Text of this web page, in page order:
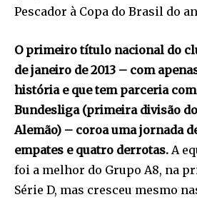
Pescador à Copa do Brasil do
O primeiro título nacional do
de janeiro de 2013 – com
história e que tem parceria
Bundesliga (primeira divisão
Alemão) – coroa uma jornada
empates e quatro derrotas. A
foi a melhor do Grupo A8, na
Série D, mas cresceu mesmo